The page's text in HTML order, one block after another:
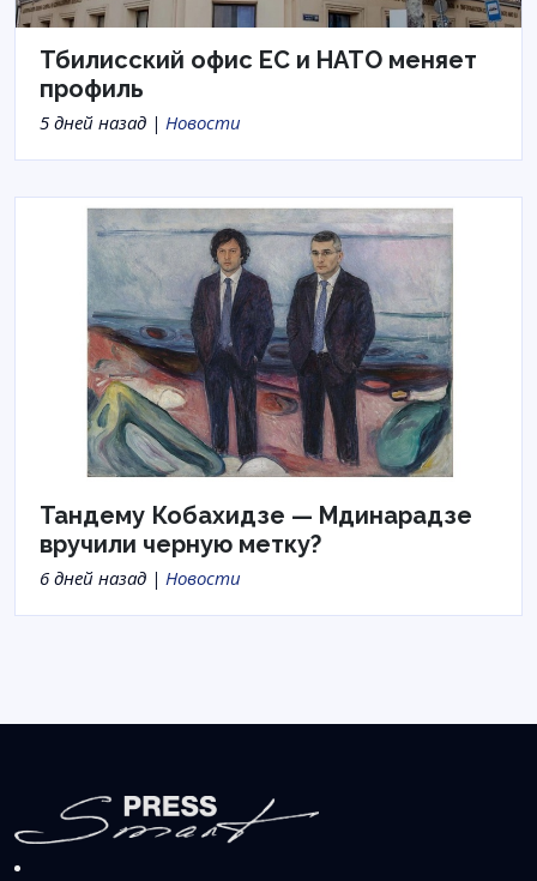
Тбилисский офис ЕС и НАТО меняет
профиль
5 дней назад | Новости
Тандему Кобахидзе — Мдинарадзе
вручили черную метку?
6 дней назад | Новости